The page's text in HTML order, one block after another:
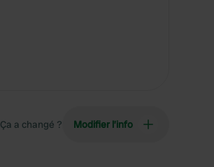
Ça a changé ? Modifier l’info